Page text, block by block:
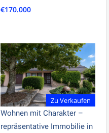
€170.000
Zu Verkaufen
Wohnen mit Charakter –
repräsentative Immobilie in